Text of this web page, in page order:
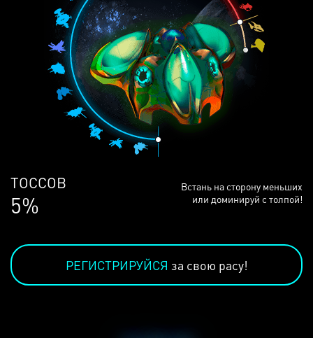
ЛЮДЕЙ
68%
Встань на сторону меньших
или доминируй с толпой!
РЕГИСТРИРУЙСЯ за свою расу!